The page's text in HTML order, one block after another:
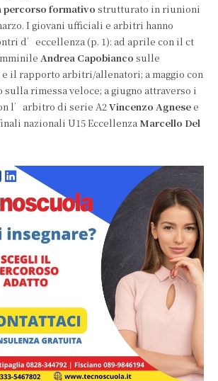
percorso formativo strutturato in riunioni
I giovani ufficiali e arbitri hanno
d’eccellenza (p. 1): ad aprile con il ct
Andrea Capobianco sulle
il rapporto arbitri/allenatori; a maggio con
sulla rimessa veloce; a giugno attraverso i
l’arbitro di serie A2Vincenzo Agnesee
nazionali U15 EccellenzaMarcello Del